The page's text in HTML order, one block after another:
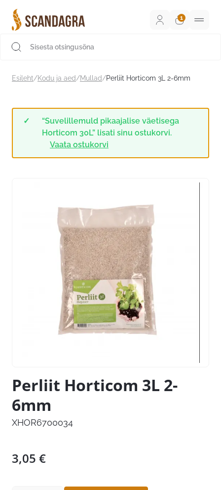
sisu
juurde
Esileht/Kodu ja aed/Mullad/Perliit Horticom 3L 2-6mm
“Suvelillemuld pikaajalise väetisega
Horticom 30L” lisati sinu ostukorvi.
Vaata ostukorvi
Perliit Horticom 3L 2-
6mm
XHOR6700034
3,05 €